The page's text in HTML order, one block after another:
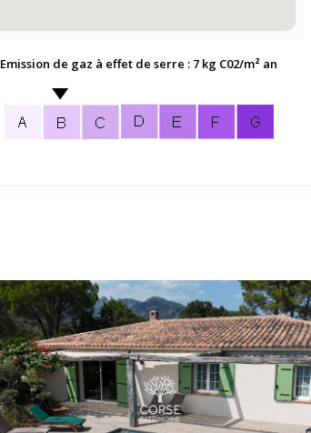
Emission de gaz à effet de serre : 7 kg C02/m² an